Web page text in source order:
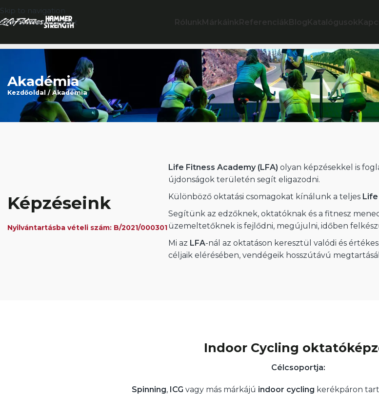
Skip to navigation
Skip to main content
Rólunk Márkáink Referenciák Blog Katalógusok
Akadémia
Kezdőoldal /Akadémia
Képzéseink
Nyilvántartásba vételi szám: B/2021/000301
Life Fitness Academy (LFA) olyan képzésekkel is
újdonságok területén segít eligazodni.
Különböző oktatási csomagokat kínálunk a teljes
Segítünk az edzőknek, oktatóknak és a fitnesz
üzemeltetőknek is fejlődni, megújulni, időben
Mi az LFA-nál az oktatáson keresztül valódi és értékes
céljaikelérésében, vendégeik hosszútávú
Indoor Cycling
Célcsoportja:
Spinning, ICG vagy más márkájú indoor cycling kerékpáron